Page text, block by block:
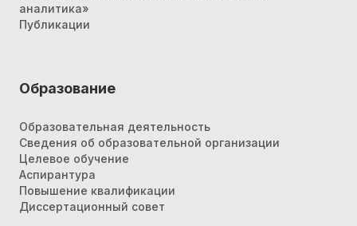
аналитика»
Публикации
Образование
Образовательная деятельность
Сведения об образовательной организации
Целевое обучение
Аспирантура
Повышение квалификации
Диссертационный совет